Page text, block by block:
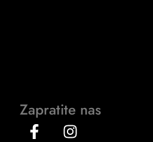
Zapratite nas